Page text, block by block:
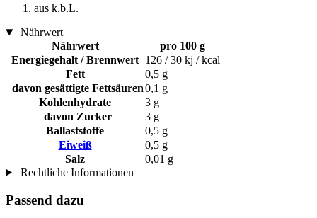
aus k.b.L.
Nährwert
Nährwert
pro 100 g
Energiegehalt / Brennwert 126 / 30 kj / kcal
Fett
0,5 g
davon gesättigte Fettsäuren0,1 g
Kohlenhydrate
3 g
davon Zucker
3 g
Ballaststoffe
0,5 g
Eiweiß
0,5 g
Salz
0,01 g
Rechtliche Informationen
Passend dazu